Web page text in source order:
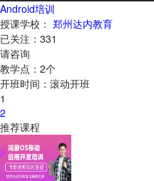
Android培训
授课学校： 郑州达内教育
已关注： 331
请咨询
教学点： 2个
开班时间： 滚动开班
1
2
推荐课程